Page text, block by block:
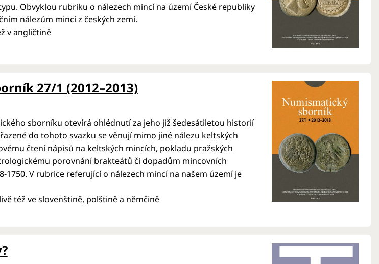
Obvyklou rubriku o nálezech mincí na území České republiky
nálezům mincí z českých zemí.
v angličtině
27/1 (2012–2013)
sborníku otevírá ohlédnutí za jeho již šedesátiletou historií
do tohoto svazku se věnují mimo jiné nálezu keltských
čtení nápisů na keltských mincích, pokladu pražských
porovnání brakteátů či dopadům mincovních
1750. V rubrice referující o nálezech mincí na našem území je
též ve slovenštině, polštině a němčině